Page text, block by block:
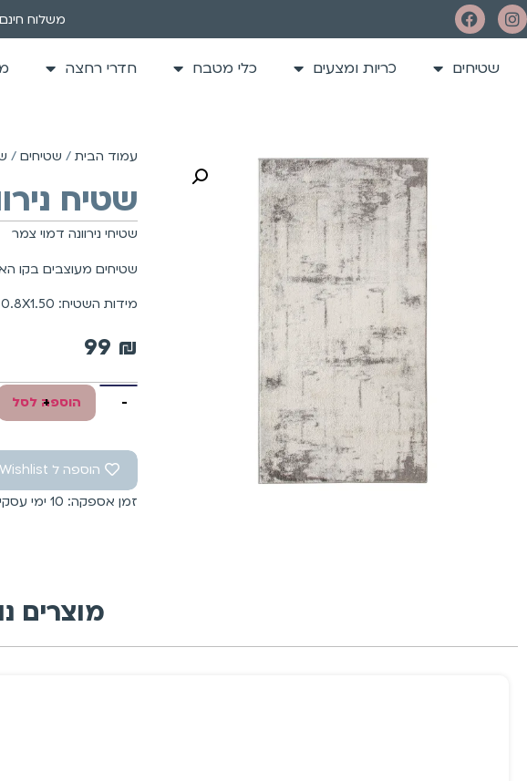
משלוח חינם
שטיחים כריות ומצעים כלי מטבח חדרי רחצה
עמוד הבית/ שטיחים/
שטיח
שטיחי נירוונה דמוי צמר
שטיחים מעוצבים בקו
מידות השטיח: 0.8X1.50
99 ₪
-
+
הוספה לסל
הוספה ל Wishlist
זמן אספקה: 10 ימי עסקים ימי עסקים
מוצרים